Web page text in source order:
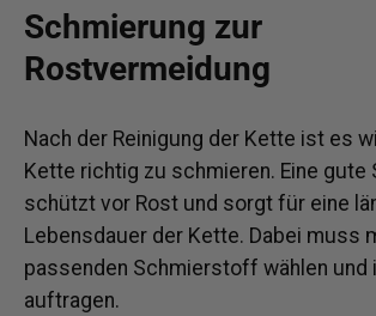
Schmierung zur
Rostvermeidung
Nach der Reinigung der Kette ist es
Kette richtig zu schmieren. Eine gute
schützt vor Rost und sorgt für eine
Lebensdauer der Kette. Dabei muss
passenden Schmierstoff wählen und
auftragen.